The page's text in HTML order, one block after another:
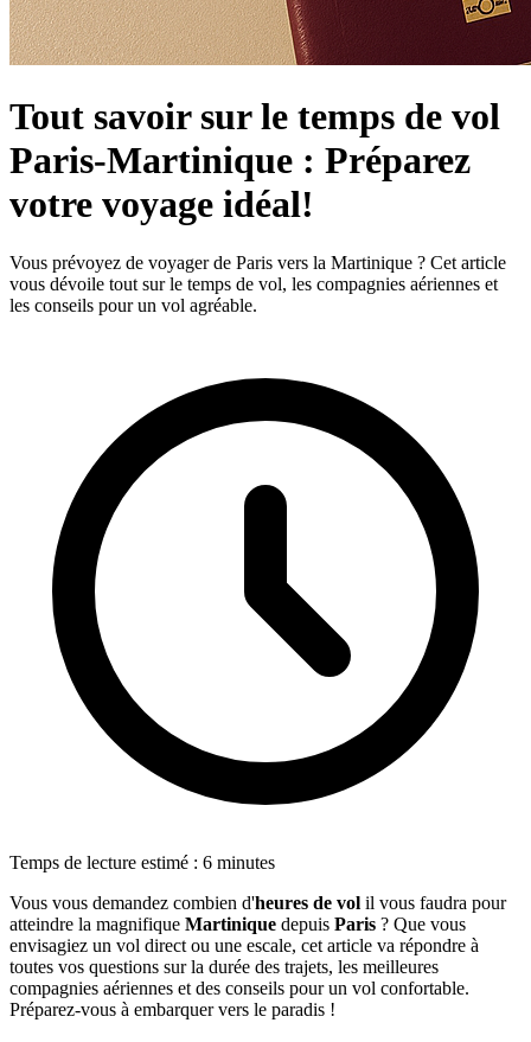
Tout savoir sur le temps de vol
Paris-Martinique : Préparez
votre voyage idéal!
Vous prévoyez de voyager de Paris vers la Martinique ? Cet article
vous dévoile tout sur le temps de vol, les compagnies aériennes et
les conseils pour un vol agréable.
Temps de lecture estimé : 6 minutes
Vous vous demandez combien d'heures de vol il vous faudra pour
atteindre la magnifique Martinique depuis Paris ? Que vous
envisagiez un vol direct ou une escale, cet article va répondre à
toutes vos questions sur la durée des trajets, les meilleures
compagnies aériennes et des conseils pour un vol confortable.
Préparez-vous à embarquer vers le paradis !